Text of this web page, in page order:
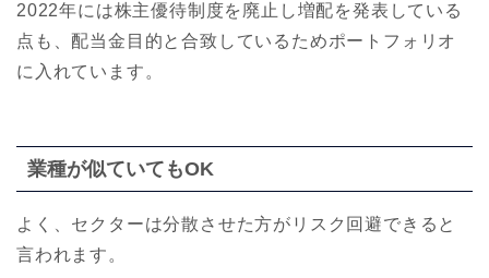
2022年には株主優待制度を廃止し増配を発表している
点も、配当金目的と合致しているためポートフォリオ
に入れています。
業種が似ていてもOK
よく、セクターは分散させた方がリスク回避できると
言われます。